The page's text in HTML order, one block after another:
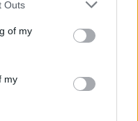
You may click to
its third-party tags to
in below Google
Outs
of my
my